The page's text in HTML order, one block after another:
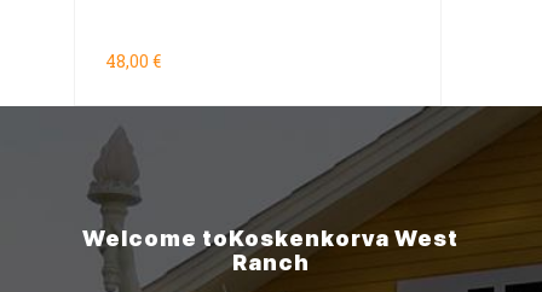
48,00 €
Welcome toKoskenkorvaWest
Ranch